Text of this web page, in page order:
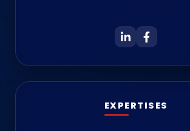
EXPERTISES